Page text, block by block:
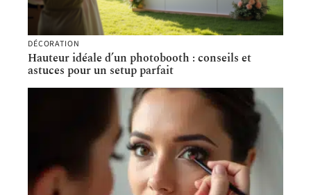
DÉCORATION
Hauteur idéale d’un photobooth : conseils et
astuces pour un setup parfait